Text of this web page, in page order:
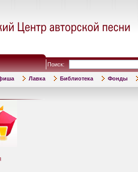
Поиск:
Лавка Библиотека Фонды